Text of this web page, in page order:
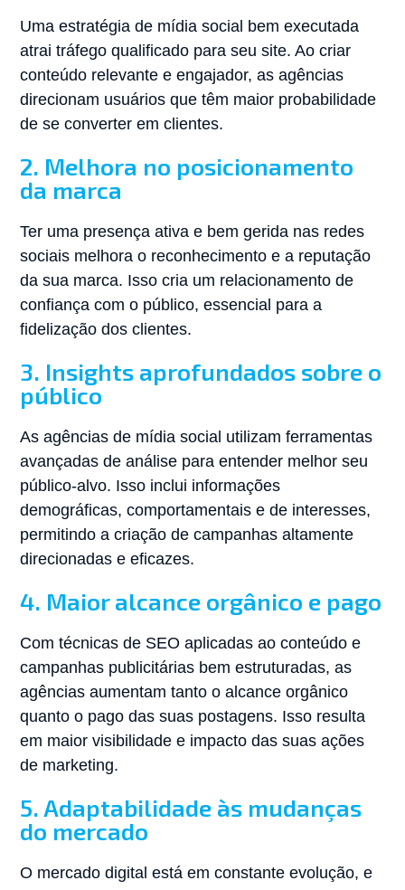
Uma estratégia de mídia social bem executada
atrai tráfego qualificado para seu site. Ao criar
conteúdo relevante e engajador, as agências
direcionam usuários que têm maior probabilidade
de se converter em clientes.
2. Melhora no posicionamento
da marca
Ter uma presença ativa e bem gerida nas redes
sociais melhora o reconhecimento e a reputação
da sua marca. Isso cria um relacionamento de
confiança com o público, essencial para a
fidelização dos clientes.
3. Insights aprofundados sobre o
público
As agências de mídia social utilizam ferramentas
avançadas de análise para entender melhor seu
público-alvo. Isso inclui informações
demográficas, comportamentais e de interesses,
permitindo a criação de campanhas altamente
direcionadas e eficazes.
4. Maior alcance orgânico e pago
Com técnicas de SEO aplicadas ao conteúdo e
campanhas publicitárias bem estruturadas, as
agências aumentam tanto o alcance orgânico
quanto o pago das suas postagens. Isso resulta
em maior visibilidade e impacto das suas ações
de marketing.
5. Adaptabilidade às mudanças
do mercado
O mercado digital está em constante evolução, e